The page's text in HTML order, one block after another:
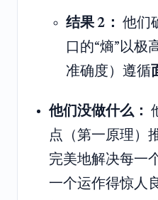
结果 2： 他们
口的“熵”以极
准确度）遵循
他们没做什么：
点（第一原理）
完美地解决每一
一个运作得惊人